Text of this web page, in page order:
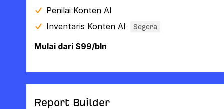
Penilai Konten AI
Inventaris Konten AI
Segera
Mulai dari $99/bln
Report Builder